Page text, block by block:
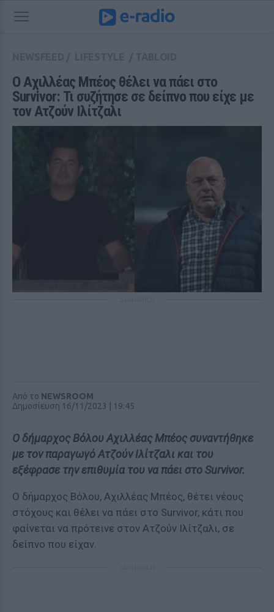
Ο Αχιλλέας Μπέος θέλει να πάει στο
Survivor: Τι συζήτησε σε δείπνο που είχε με
τον Ατζούν Ιλίτζαλι
Από το NEWSROOM
Δημοσίευση 16/11/2023 | 19:45
Ο δήμαρχος Βόλου Αχιλλέας Μπέος συναντήθηκε
με τον παραγωγό Ατζούν Ιλίτζαλι και του
εξέφρασε την επιθυμία του να πάει στο Survivor.
Ο δήμαρχος Βόλου, Αχιλλέας Μπέος, θέτει νέους
στόχους και θέλει να πάει στο Survivor, κάτι που
φαίνεται να πρότεινε στον Ατζούν Ιλίτζαλι, σε
δείπνο που είχαν.